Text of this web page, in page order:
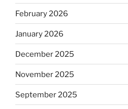
February 2026
January 2026
December 2025
November 2025
September 2025